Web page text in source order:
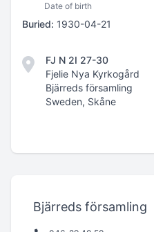
Date of birth
Buried: 1930-04-21
FJ N 2I 27-30
Fjelie Nya Kyrkogård
Bjärreds församling
Sweden, Skåne
Bjärreds församling